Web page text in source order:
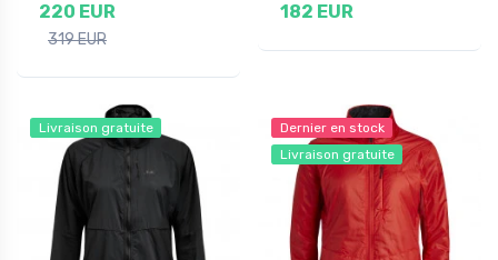
220 EUR
319 EUR
182 EUR
Livraison gratuite
Dernier en stock
Livraison gratuite